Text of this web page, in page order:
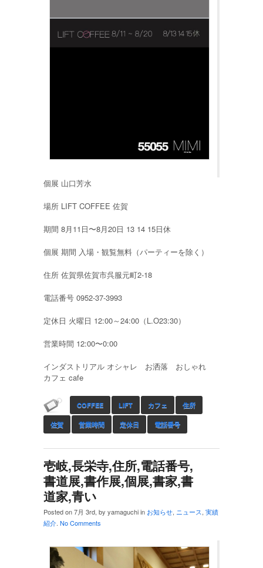
個展 山口芳水
場所 LIFT COFFEE 佐賀
期間 8月11日〜8月20日 13 14 15日休
個展 期間 入場・観覧無料（パーティーを除く）
住所 佐賀県佐賀市呉服元町2-18
電話番号 0952-37-3993
定休日 火曜日 12:00～24:00（L.O23:30）
営業時間 12:00〜0:00
インダストリアル オシャレ お洒落 おしゃれ
カフェ cafe
COFFEE LIFT カフェ 住所
佐賀 営業時間 定休日 電話番号
壱岐,長栄寺,住所,電話番号,
書道展,書作展,個展,書家,書
道家,青い
Posted on 7月 3rd, by yamaguchi in お知らせ, ニュース, 実績
紹介. No Comments